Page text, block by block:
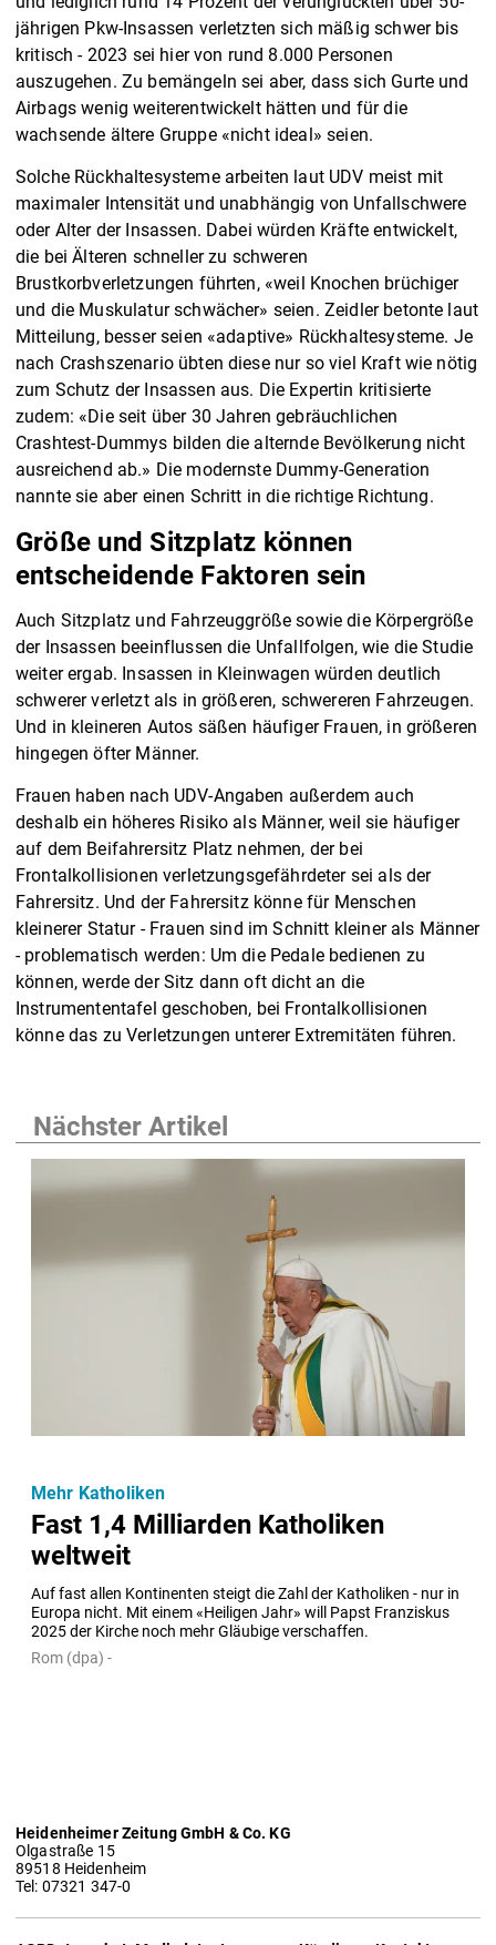
jährigen Pkw-Insassen verletzten sich mäßig schwer bis
kritisch - 2023 sei hier von rund 8.000 Personen
auszugehen. Zu bemängeln sei aber, dass sich Gurte und
Airbags wenig weiterentwickelt hätten und für die
wachsende ältere Gruppe «nicht ideal» seien.
Solche Rückhaltesysteme arbeiten laut UDV meist mit
maximaler Intensität und unabhängig von Unfallschwere
oder Alter der Insassen. Dabei würden Kräfte entwickelt,
die bei Älteren schneller zu schweren
Brustkorbverletzungen führten, «weil Knochen brüchiger
und die Muskulatur schwächer» seien. Zeidler betonte laut
Mitteilung, besser seien «adaptive» Rückhaltesysteme. Je
nach Crashszenario übten diese nur so viel Kraft wie nötig
zum Schutz der Insassen aus. Die Expertin kritisierte
zudem: «Die seit über 30 Jahren gebräuchlichen
Crashtest-Dummys bilden die alternde Bevölkerung nicht
ausreichend ab.» Die modernste Dummy-Generation
nannte sie aber einen Schritt in die richtige Richtung.
Größe und Sitzplatz können
entscheidende Faktoren sein
Auch Sitzplatz und Fahrzeuggröße sowie die Körpergröße
der Insassen beeinflussen die Unfallfolgen, wie die Studie
weiter ergab. Insassen in Kleinwagen würden deutlich
schwerer verletzt als in größeren, schwereren Fahrzeugen.
Und in kleineren Autos säßen häufiger Frauen, in größeren
hingegen öfter Männer.
Frauen haben nach UDV-Angaben außerdem auch
deshalb ein höheres Risiko als Männer, weil sie häufiger
auf dem Beifahrersitz Platz nehmen, der bei
Frontalkollisionen verletzungsgefährdeter sei als der
Fahrersitz. Und der Fahrersitz könne für Menschen
kleinerer Statur - Frauen sind im Schnitt kleiner als Männer
- problematisch werden: Um die Pedale bedienen zu
können, werde der Sitz dann oft dicht an die
Instrumententafel geschoben, bei Frontalkollisionen
könne das zu Verletzungen unterer Extremitäten führen.
Nächster Artikel
Fast 1,4 Milliarden Katholiken
weltweit
Auf fast allen Kontinenten steigt die Zahl der Katholiken - nur in
Europa nicht. Mit einem «Heiligen Jahr» will Papst Franziskus
2025 der Kirche noch mehr Gläubige verschaffen.
Mehr Katholiken
Rom (dpa) -
Heidenheimer Zeitung GmbH & Co. KG
Olgastraße 15
89518 Heidenheim
Tel: 07321 347-0